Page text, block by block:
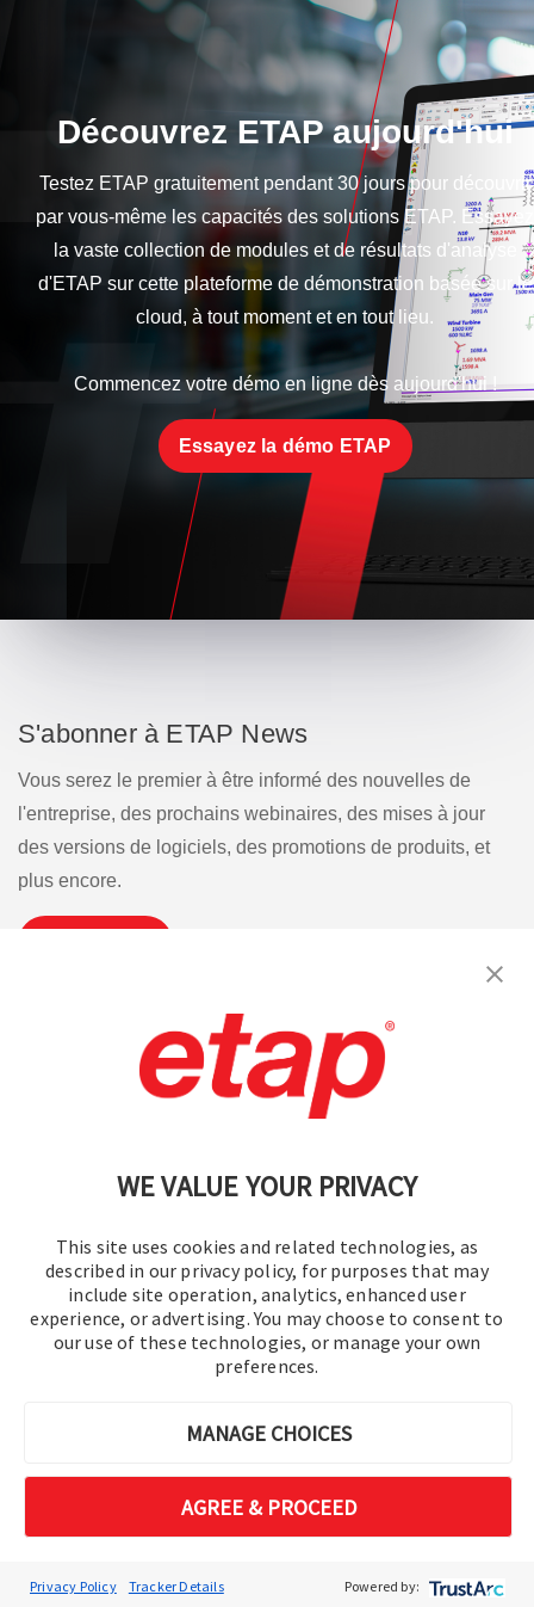
WE VALUE YOUR PRIVACY
This site uses cookies and related technologies, as
described in our privacy policy, for purposes that may
include site operation, analytics, enhanced user
experience, or advertising. You may choose to consent to
our use of these technologies, or manage your own
preferences.
MANAGE CHOICES
AGREE & PROCEED
Privacy Policy Tracker Details Powered by:
Découvrez ETAP aujourd'hui
Testez ETAP gratuitement pendant 30 jours pour découvrir
par vous-même les capacités des solutions ETAP. Essayez
la vaste collection de modules et de résultats d'analyse
d'ETAP sur cette plateforme de démonstration basée sur le
cloud, à tout moment et en tout lieu.
Commencez votre démo en ligne dès aujourd'hui !
Essayez la démo ETAP
S'abonner à ETAP News
Vous serez le premier à être informé des nouvelles de
l'entreprise, des prochains webinaires, des mises à jour
des versions de logiciels, des promotions de produits, et
plus encore.
Contactez-nous. | Conditions d'utilisation
Politique de confidentialité Plan du site
©2016-2026 Operation Technology, Inc.
Tous droits réservés.